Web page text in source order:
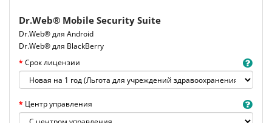
Dr.Web® Mobile Security Suite
Dr.Web® для Android
Dr.Web® для BlackBerry
Срок лицензии
Центр управления